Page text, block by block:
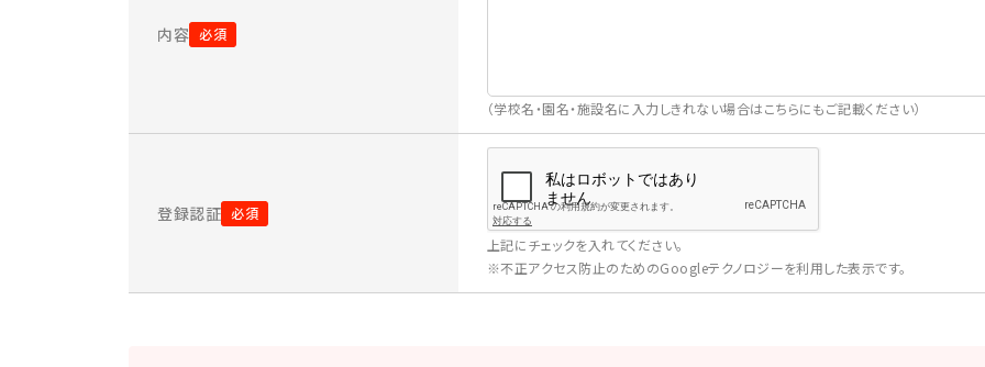
内容
（学校名・園名・施設名に入力しきれない場合はこちらにもご記載ください）
登録認証
上記にチェックを入れてください。
※不正アクセス防止のためのGoogleテクノロジーを利用した表示です。